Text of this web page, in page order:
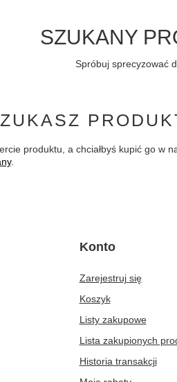
SZUKANY
Spróbuj sprecyzować
produktu, a chciałbyś kupić go
.
Konto
Zarejestruj się
Koszyk
Listy zakupowe
Lista zakupionych
Historia transakcji